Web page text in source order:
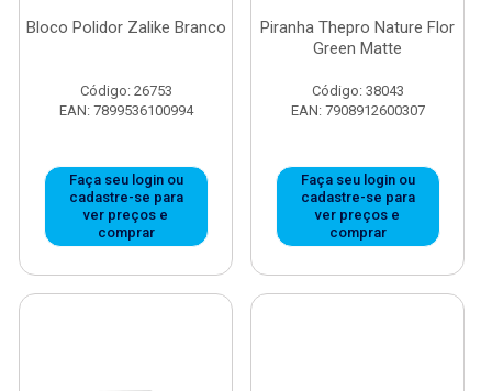
Bloco Polidor Zalike Branco
Código: 26753
EAN: 7899536100994
Faça seu login ou
cadastre-se para
ver preços e
comprar
Piranha Thepro Nature Flor
Green Matte
Código: 38043
EAN: 7908912600307
Faça seu login ou
cadastre-se para
ver preços e
comprar